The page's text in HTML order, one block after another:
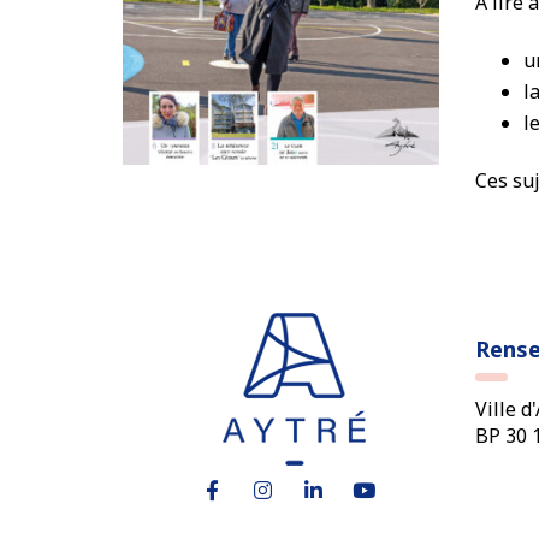
Ces
Lien vers le compte Facebook
Lien vers le compte Instagram
Lien vers le compte
Lien vers la chaîne
Ville
BP 30